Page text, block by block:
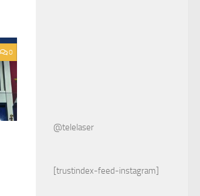
0
@telelaser
[trustindex-feed-instagram]